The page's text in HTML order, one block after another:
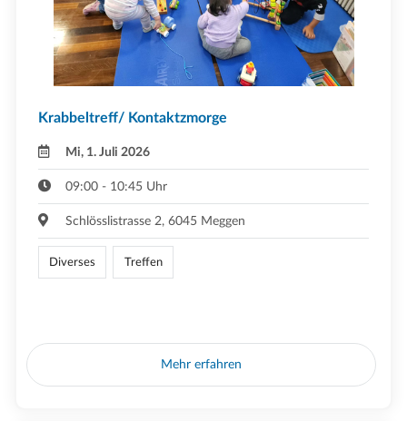
Krabbeltreff/ Kontaktzmorge
Mi, 1. Juli 2026
09:00 - 10:45 Uhr
Schlösslistrasse 2, 6045 Meggen
Diverses Treffen
Mehr erfahren